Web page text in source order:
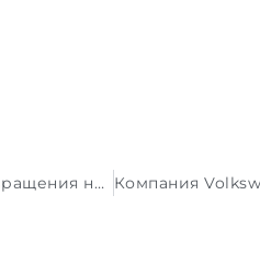
Audi не исключает возможности возвращения названия A4